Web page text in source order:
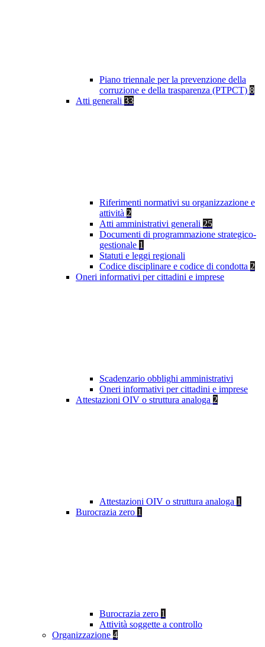
Piano triennale per la prevenzione della
corruzione e della trasparenza (PTPCT) 8
Atti generali 33
Riferimenti normativi su organizzazione e
attività 2
Atti amministrativi generali 25
Documenti di programmazione strategico-
gestionale 1
Statuti e leggi regionali
Codice disciplinare e codice di condotta 2
Oneri informativi per cittadini e imprese
Scadenzario obblighi amministrativi
Oneri informativi per cittadini e imprese
Attestazioni OIV o struttura analoga 2
Attestazioni OIV o struttura analoga 1
Burocrazia zero 1
Burocrazia zero 1
Attività soggette a controllo
Organizzazione 4